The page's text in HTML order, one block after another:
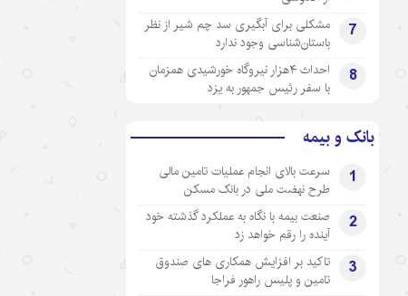
7
مشکلی برای آبگیری سد چم شیر از نظر
باستان‌شناسی وجود ندارد
8
احداث ۴هزار نیروگاه خورشیدی همزمان
با سفر رئیس جمهور به یزد
بانک و بیمه
1
سرعت بالای انجام عملیات تامین مالی
طرح نهضت ملی در بانک مسکن
2
صنعت بیمه با نگاه به عملکرد گذشته خود
آینده را رقم خواهد زد
3
تاکید بر افزایش همکاری های صندوق
تامین و پلیس راهور فراجا